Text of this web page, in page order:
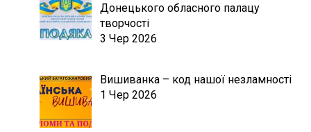
Донецького обласного палацу
творчості
3 Чер 2026
Вишиванка – код нашої незламності
1 Чер 2026